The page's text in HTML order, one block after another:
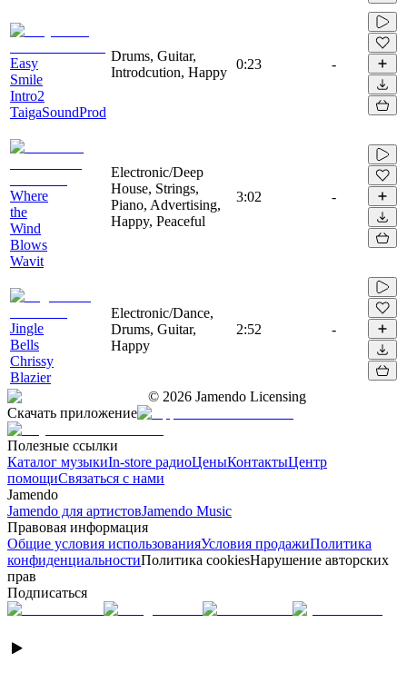
Easy
Smile
Intro2
TaigaSoundProd
Drums, Guitar,
Introdcution, Happy
0:23 -
Where
the
Wind
Blows
Wavit
Electronic/Deep
House, Strings,
Piano, Advertising,
Happy, Peaceful
3:02 -
Jingle
Bells
Chrissy
Blazier
Electronic/Dance,
Drums, Guitar,
Happy
2:52 -
© 2026 Jamendo Licensing
Скачать приложение
Полезные ссылки
Каталог музыкиIn-store радиоЦеныКонтактыЦентр
помощиСвязаться с нами
Jamendo
Jamendo для артистовJamendo Music
Правовая информация
Общие условия использованияУсловия продажиПолитика
конфиденциальностиПолитика cookiesНарушение авторских
прав
Подписаться